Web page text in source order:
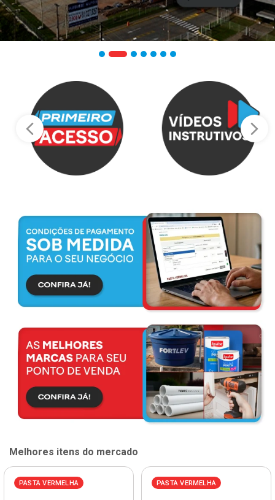
Melhores itens do mercado
PASTA VERMELHA PASTA VERMELHA